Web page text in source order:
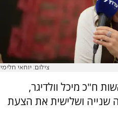
צילום: יוחאי חלימי
ח"כ מיכל וולדיגר,
שנייה ושלישית את הצעת